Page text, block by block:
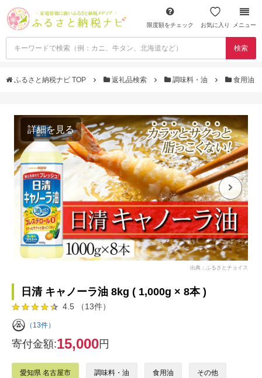
限度額をチェック お気に入り メニュー
検索
ふるさと納税ナビ TOP 返礼品検索 調味料・油 食用油
詳細を見る
出典：ふるさとチョイス
日清 キャノーラ油 8kg ( 1,000g × 8本 )
4.5 （13件）
（13件）
寄付金額:15,000円
愛知県 名古屋市 調味料・油 食用油 その他